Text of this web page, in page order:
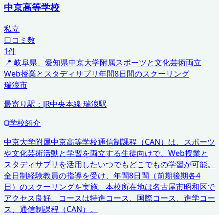
中京高等学校
私立
口コミ数
1件
📍 岐阜県、愛知県中京大学附属スポーツと文化芸術両立
Web授業とスタディサプリ年間8日間のスクーリング
瑞浪市
最寄り駅： JR中央本線 瑞浪駅
学校紹介
中京大学附属中京高等学校通信制課程（CAN）は、スポーツ
や文化芸術活動と学習を両立する生徒向けで、Web授業と
スタディサプリを活用したいつでもどこでもの学習が可能。
全日制経験教員の指導を受け、年間8日間（前期後期各4
日）のスクーリングを実施。本校所在地は名古屋市昭和区で
アクセス良好。コースは特進コース、国際コース、進学コー
ス、通信制課程（CAN）。